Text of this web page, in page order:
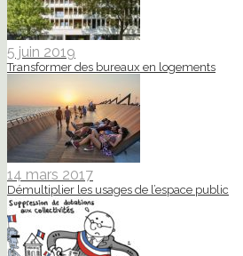
5 juin 2019
Transformer des bureaux en logements
14 mars 2017
Démultiplier les usages de l’espace public